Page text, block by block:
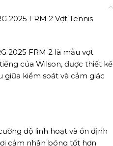
2025 FRM 2 Vợt Tennis
2025 FRM 2 là mẫu vợt
của Wilson, được thiết kế
kiểm soát và cảm giác
độ linh hoạt và ổn định
cảm nhận bóng tốt hơn.